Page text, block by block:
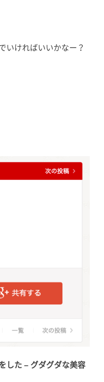
いければいいかなー？
した – グダグダな美容